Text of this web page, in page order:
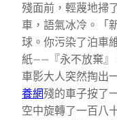
殘面前，輕蔑地掃
車，語氣冰冷。「
球。你污染了泊車
紙——『永不放棄』
車影大人突然掏出
養網殘的車子按了
空中旋轉了一百八